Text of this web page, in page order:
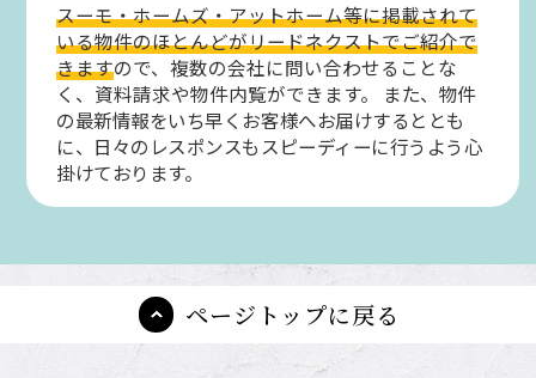
スーモ・ホームズ・アットホーム等に掲載されて
いる物件のほとんどがリードネクストでご紹介で
きますので、複数の会社に問い合わせることな
く、資料請求や物件内覧ができます。
また、物件
の最新情報をいち早くお客様へお届けするととも
に、日々のレスポンスもスピーディーに行うよう心
掛けております。
ページトップに戻る